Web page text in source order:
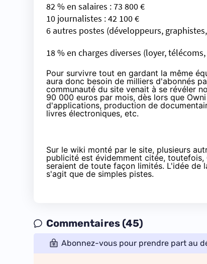
82 % en salaires : 73 800 €
10 journalistes : 42 100 €
6 autres postes (développeurs,
18 % en charges diverses (loyer, télécoms,
Pour survivre tout en gardant la même
aura donc besoin de milliers d'abonnés
communauté du site venait à se révéler
90 000 euros par mois, dès lors que
d'applications, production de
livres électroniques, etc.
Sur le wiki monté par le site, plusieurs
publicité est évidemment citée,
seraient de toute façon limités. L'idée de
s'agit que de simples pistes.
Commentaires (45)
Abonnez-vous pour prendre part au